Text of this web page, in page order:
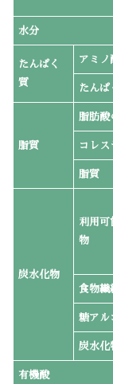
水分
たんぱく
質
アミノ
たんぱ
脂質
脂肪
コレス
脂質
炭水化物
利用可
物
食物繊
糖アル
炭水化
有機酸